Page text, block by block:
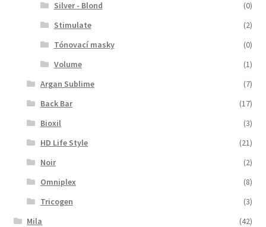
Silver - Blond
(0)
Stimulate
(2)
Tónovací masky
(0)
Volume
(1)
Argan Sublime
(7)
Back Bar
(17)
Bioxil
(3)
HD Life Style
(21)
Noir
(2)
Omniplex
(8)
Tricogen
(3)
Mila
(42)